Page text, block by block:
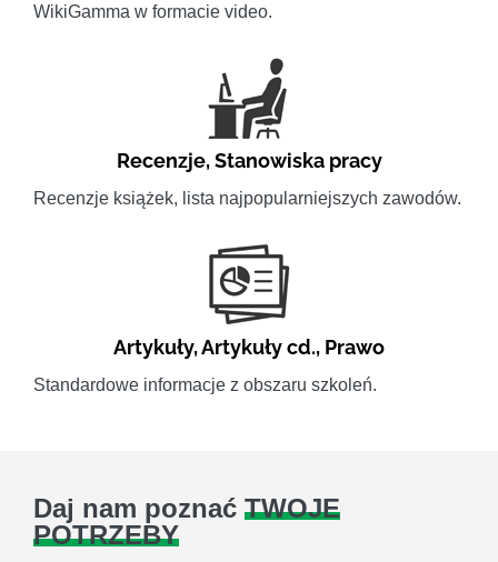
WikiGamma w formacie video.
Recenzje,Stanowiska pracy
Recenzje książek, lista najpopularniejszych zawodów.
Artykuły,Artykuły cd., Prawo
Standardowe informacje z obszaru szkoleń.
Daj nam poznać TWOJE
POTRZEBY